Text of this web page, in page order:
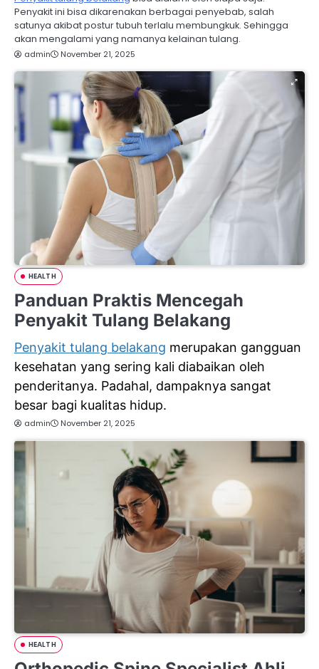
Penyakit ini bisa dikarenakan berbagai penyebab, salah
satunya akibat postur tubuh terlalu membungkuk. Sehingga
akan mengalami yang namanya kelainan tulang.
admin November 21, 2025
HEALTH
Panduan Praktis Mencegah
Penyakit Tulang Belakang
Penyakit tulang belakang merupakan gangguan
kesehatan yang sering kali diabaikan oleh
penderitanya. Padahal, dampaknya sangat
besar bagi kualitas hidup.
admin November 21, 2025
HEALTH